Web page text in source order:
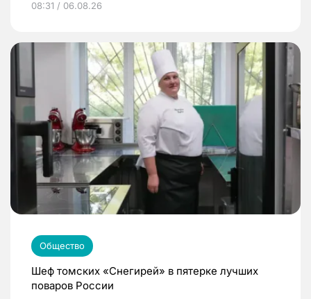
08:31 / 06.08.26
Общество
Шеф томских «Снегирей» в пятерке лучших
поваров России